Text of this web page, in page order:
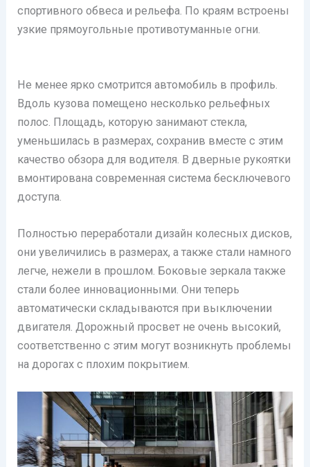
спортивного обвеса и рельефа. По краям встроены
узкие прямоугольные противотуманные огни.
Не менее ярко смотрится автомобиль в профиль.
Вдоль кузова помещено несколько рельефных
полос. Площадь, которую занимают стекла,
уменьшилась в размерах, сохранив вместе с этим
качество обзора для водителя. В дверные рукоятки
вмонтирована современная система бесключевого
доступа.
Полностью переработали дизайн колесных дисков,
они увеличились в размерах, а также стали намного
легче, нежели в прошлом. Боковые зеркала также
стали более инновационными. Они теперь
автоматически складываются при выключении
двигателя. Дорожный просвет не очень высокий,
соответственно с этим могут возникнуть проблемы
на дорогах с плохим покрытием.